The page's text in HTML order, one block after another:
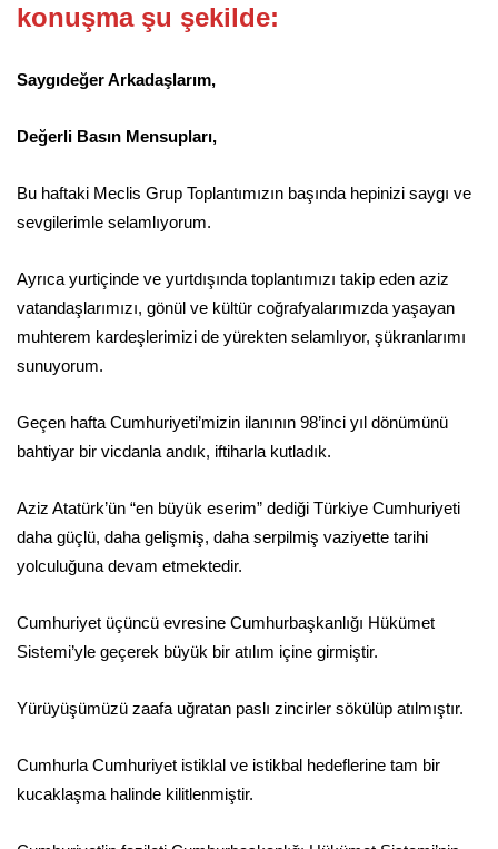
konuşma şu şekilde:
Saygıdeğer Arkadaşlarım,
Değerli Basın Mensupları,
Bu haftaki Meclis Grup Toplantımızın başında hepinizi saygı ve
sevgilerimle selamlıyorum.
Ayrıca yurtiçinde ve yurtdışında toplantımızı takip eden aziz
vatandaşlarımızı, gönül ve kültür coğrafyalarımızda yaşayan
muhterem kardeşlerimizi de yürekten selamlıyor, şükranlarımı
sunuyorum.
Geçen hafta Cumhuriyeti’mizin ilanının 98’inci yıl dönümünü
bahtiyar bir vicdanla andık, iftiharla kutladık.
Aziz Atatürk’ün “en büyük eserim” dediği Türkiye Cumhuriyeti
daha güçlü, daha gelişmiş, daha serpilmiş vaziyette tarihi
yolculuğuna devam etmektedir.
Cumhuriyet üçüncü evresine Cumhurbaşkanlığı Hükümet
Sistemi’yle geçerek büyük bir atılım içine girmiştir.
Yürüyüşümüzü zaafa uğratan paslı zincirler sökülüp atılmıştır.
Cumhurla Cumhuriyet istiklal ve istikbal hedeflerine tam bir
kucaklaşma halinde kilitlenmiştir.